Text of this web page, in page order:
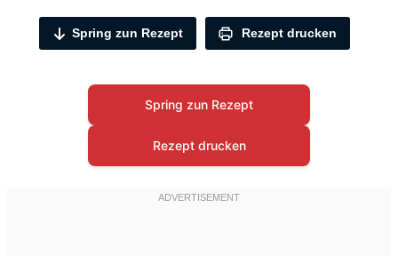
Spring zun Rezept Rezept drucken
Spring zun Rezept
Rezept drucken